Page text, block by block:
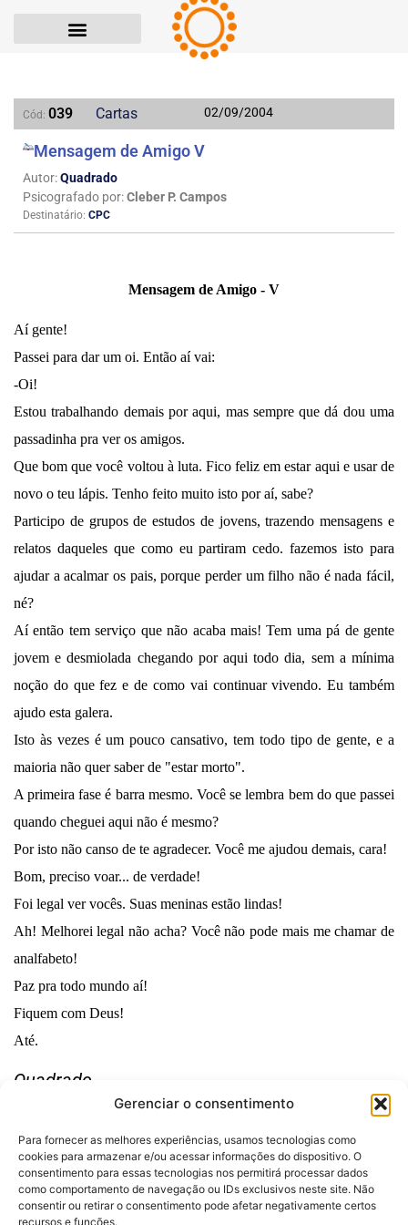
Gerenciar o consentimento
Para fornecer as melhores experiências, usamos tecnologias como
cookies para armazenar e/ou acessar informações do dispositivo. O
consentimento para essas tecnologias nos permitirá processar dados
como comportamento de navegação ou IDs exclusivos neste site. Não
consentir ou retirar o consentimento pode afetar negativamente certos
recursos e funções.
Cód: 039 Cartas 02/09/2004
Mensagem de Amigo V
Autor:Quadrado
Psicografado por:Cleber P. Campos
Destinatário: CPC
Mensagem de Amigo - V
Aí gente!
Passei para dar um oi. Então aí vai:
-Oi!
Estou trabalhando demais por aqui, mas sempre que dá dou uma
passadinha pra ver os amigos.
Que bom que você voltou à luta. Fico feliz em estar aqui e usar de
novo o teu lápis. Tenho feito muito isto por aí, sabe?
Participo de grupos de estudos de jovens, trazendo mensagens e
relatos daqueles que como eu partiram cedo. fazemos isto para
ajudar a acalmar os pais, porque perder um filho não é nada fácil,
né?
Aí então tem serviço que não acaba mais! Tem uma pá de gente
jovem e desmiolada chegando por aqui todo dia, sem a mínima
noção do que fez e de como vai continuar vivendo. Eu também
ajudo esta galera.
Isto às vezes é um pouco cansativo, tem todo tipo de gente, e a
maioria não quer saber de "estar morto".
A primeira fase é barra mesmo. Você se lembra bem do que passei
quando cheguei aqui não é mesmo?
Por isto não canso de te agradecer. Você me ajudou demais, cara!
Bom, preciso voar... de verdade!
Foi legal ver vocês. Suas meninas estão lindas!
Ah! Melhorei legal não acha? Você não pode mais me chamar de
analfabeto!
Paz pra todo mundo aí!
Fiquem com Deus!
Até.
Quadrado.